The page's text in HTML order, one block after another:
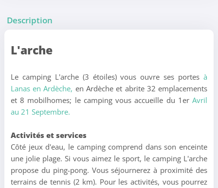
Description
L'arche
Le camping L'arche (3 étoiles) vous ouvre ses portesà
Lanas en Ardèche, en Ardèche et abrite 32 emplacements
et 8 mobilhomes; le camping vous accueille du 1erAvril
au 21 Septembre.
Activités et services
Côté jeux d'eau, le camping comprend dans son enceinte
une jolie plage. Si vous aimez le sport, le camping L'arche
propose du ping-pong. Vous séjournerez à proximité des
terrains de tennis (2 km). Pour les activités, vous pourrez